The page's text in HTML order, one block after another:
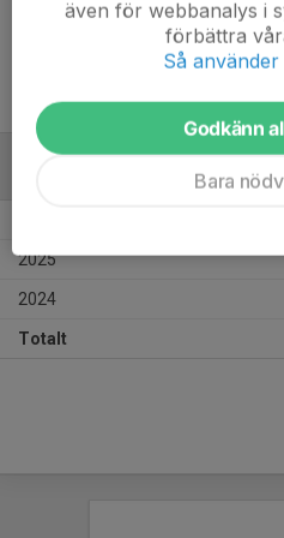
15 år
ALLA ÅR
2025
2024
Totalt
även för webbanalys i
förbättra
Så
Godkänn
Bara